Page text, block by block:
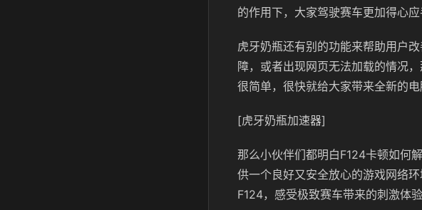
的作用下，大家驾驶赛车更加得心
虎牙奶瓶还有别的功能来帮助用户
障，或者出现网页无法加载的情况
很简单，很快就给大家带来全新的电
[虎牙奶瓶加速器]
那么小伙伴们都明白F124卡顿如何
供一个良好又安全放心的游戏网络
F124，感受极致赛车带来的刺激体验